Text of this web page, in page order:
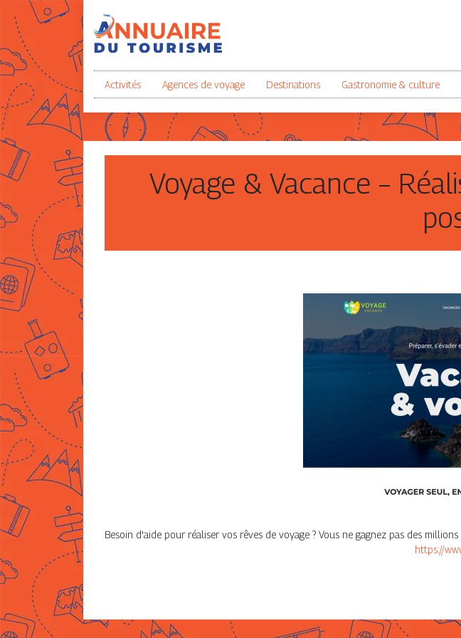
Activités Agences de voyage Destinations Gastronomie & culture
Voyage & Vacance –
Besoin d'aide pour réaliser vos rêves de voyage ? Vous ne gagnez pas des
https://